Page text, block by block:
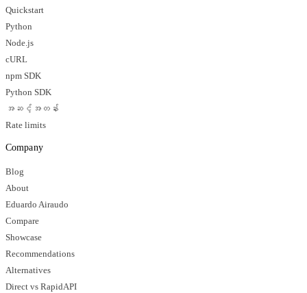
Quickstart
Python
Node.js
cURL
npm SDK
Python SDK
အဆင့်အတန်း
Rate limits
Company
Blog
About
Eduardo Airaudo
Compare
Showcase
Recommendations
Alternatives
Direct vs RapidAPI